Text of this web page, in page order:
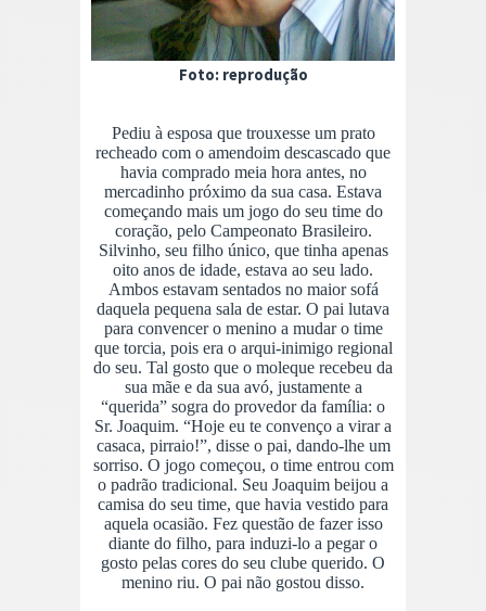
Foto: reprodução
Pediu à esposa que trouxesse um prato
recheado com o amendoim descascado que
havia comprado meia hora antes, no
mercadinho próximo da sua casa. Estava
começando mais um jogo do seu time do
coração, pelo Campeonato Brasileiro.
Silvinho, seu filho único, que tinha apenas
oito anos de idade, estava ao seu lado.
Ambos estavam sentados no maior sofá
daquela pequena sala de estar. O pai lutava
para convencer o menino a mudar o time
que torcia, pois era o arqui-inimigo regional
do seu. Tal gosto que o moleque recebeu da
sua mãe e da sua avó, justamente a
“querida” sogra do provedor da família: o
Sr. Joaquim. “Hoje eu te convenço a virar a
casaca, pirraio!”, disse o pai, dando-lhe um
sorriso. O jogo começou, o time entrou com
o padrão tradicional. Seu Joaquim beijou a
camisa do seu time, que havia vestido para
aquela ocasião. Fez questão de fazer isso
diante do filho, para induzi-lo a pegar o
gosto pelas cores do seu clube querido. O
menino riu. O pai não gostou disso.